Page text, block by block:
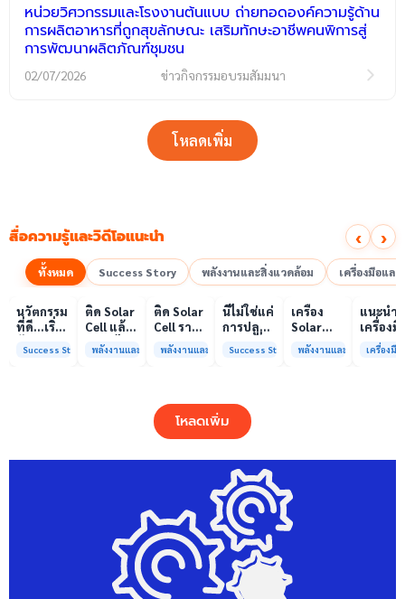
หน่วยวิศวกรรมและโรงงานต้นแบบ ถ่ายทอดองค์ความรู้ด้าน
การผลิตอาหารที่ถูกสุขลักษณะ เสริมทักษะอาชีพคนพิการสู่
การพัฒนาผลิตภัณฑ์ชุมชน
02/07/2026 ข่าวกิจกรรมอบรมสัมมนา
โหลดเพิ่ม
สื่อความรู้และวิดีโอแนะนำ ‹ ›
ทั้งหมด Success Story พลังงานและสิ่งแวดล้อม เครื่องมือแล
00:10
นวัตกรรม
ที่ดี…เริ่ม
ความร่วม
Success Story
00:10
ติด Solar
Cell แล้ว
ลดค่าไฟ
ได้จริง
พลังงานและสิ่งแวดล้อม
00:08
ติด Solar
Cell ราคา
แพง แต่
ค่าไฟ
พลังงานและสิ่งแวดล้อม
เล่นวิดีโอ
นี่ไม่ใช่แค่
การปลูก
คือการ
ให้ป่า
ต้นน้ำและ
ชุมชน
Success Story
เครื่อง
Solar
Simulator
มาตรฐาน
บริการ
พลังงานและสิ่งแวดล้อม
เล่
01:00
แนะนำ
เครื่องมื
วิเคราะ
ทดสอบ
และสิ่ง
เครื่องมื
โหลดเพิ่ม